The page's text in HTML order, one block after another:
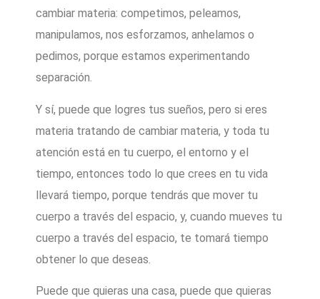
cambiar materia: competimos, peleamos,
manipulamos, nos esforzamos, anhelamos o
pedimos, porque estamos experimentando
separación.
Y sí, puede que logres tus sueños, pero si eres
materia tratando de cambiar materia, y toda tu
atención está en tu cuerpo, el entorno y el
tiempo, entonces todo lo que crees en tu vida
llevará tiempo, porque tendrás que mover tu
cuerpo a través del espacio, y, cuando mueves tu
cuerpo a través del espacio, te tomará tiempo
obtener lo que deseas.
Puede que quieras una casa, puede que quieras